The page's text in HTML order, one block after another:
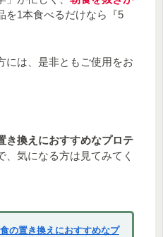
を1本食べるだけなら『5
には、是非ともご使用をお
き換えにおすすめなプロテ
、気になる方は見てみてく
の置き換えにおすすめなプ